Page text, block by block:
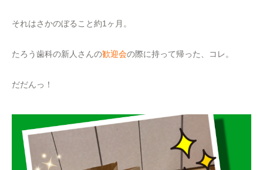
それはさかのぼること約1ヶ月。
たろう歯科の新人さんの歓迎会の際に持って帰った、コレ。
だだんっ！